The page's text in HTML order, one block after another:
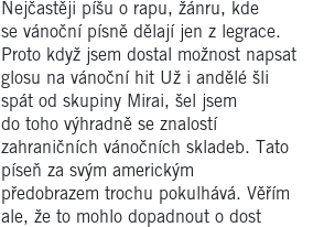
Nejčastěji píšu o rapu, žánru, kde
se vánoční písně dělají jen z legrace.
Proto když jsem dostal možnost napsat
glosu na vánoční hit Už i andělé šli
spát od skupiny Mirai, šel jsem
do toho výhradně se znalostí
zahraničních vánočních skladeb. Tato
píseň za svým americkým
předobrazem trochu pokulhává. Věřím
ale, že to mohlo dopadnout o dost